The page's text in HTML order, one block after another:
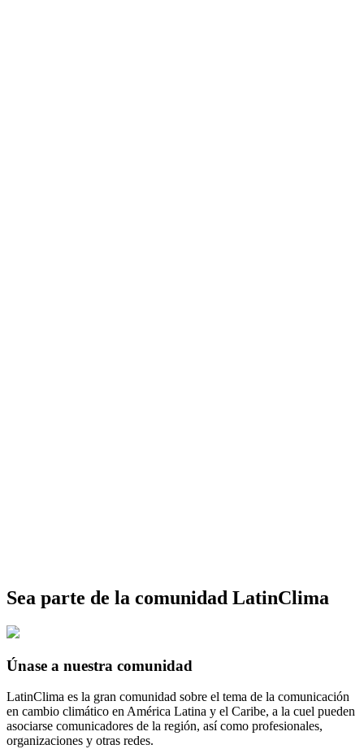
Sea parte de la comunidad LatinClima
Únase a nuestra comunidad
LatinClima es la gran comunidad sobre el tema de la comunicación
en cambio climático en América Latina y el Caribe, a la cuel pueden
asociarse comunicadores de la región, así como profesionales,
organizaciones y otras redes.